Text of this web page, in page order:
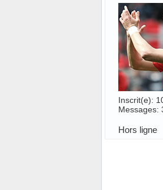
Inscrit(e):
Messages:
Hors ligne